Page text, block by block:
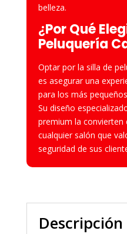
belleza.
¿Por Qué
Peluquería
Optar por la silla de
es asegurar una
para los más
Su diseño
premium la convierten
cualquier salón que
seguridad de sus
Descripción